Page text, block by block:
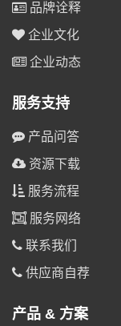
品牌诠释
企业文化
企业动态
服务支持
产品问答
资源下载
服务流程
服务网络
联系我们
供应商自荐
产品 & 方案